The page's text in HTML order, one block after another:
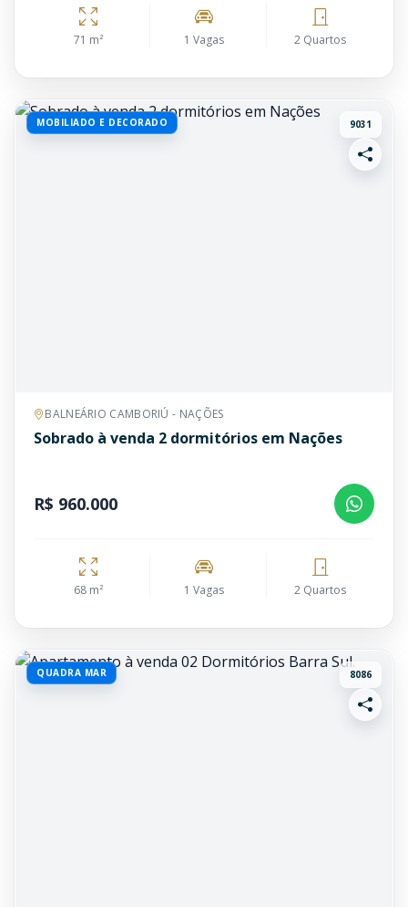
71 m² 1 Vagas 2 Quartos
MOBILIADO E DECORADO 9031
BALNEÁRIO CAMBORIÚ - NAÇÕES
Sobrado à venda 2 dormitórios em Nações
R$ 960.000
68 m² 1 Vagas 2 Quartos
QUADRA MAR 8086